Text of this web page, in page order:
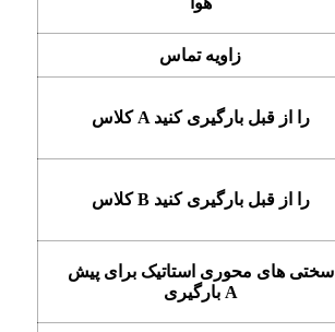
زاویه تماس
کلاس A را از قبل بارگیری کنید
کلاس B را از قبل بارگیری کنید
سختی های محوری استاتیک برای پیش
بارگیری A